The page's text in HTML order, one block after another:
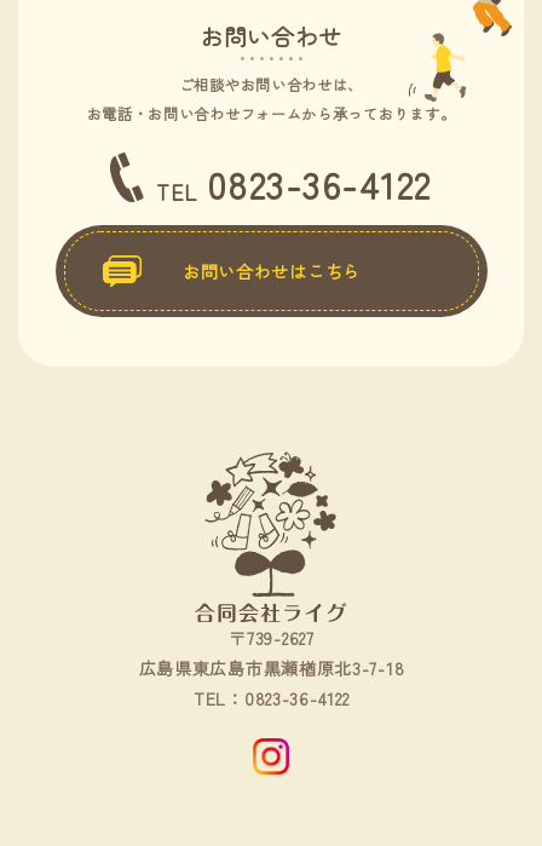
お問い合わせ
ご相談やお問い合わせは、
お電話・お問い合わせフォームから承っております。
TEL 0823-36-4122
お問い合わせはこちら
〒739-2627
広島県東広島市黒瀬楢原北3-7-18
TEL： 0823-36-4122